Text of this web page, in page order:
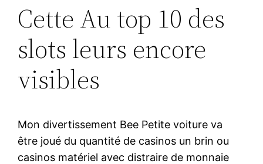
Cette Au top 10 des
slots leurs encore
visibles
Mon divertissement Bee Petite voiture va
être joué du quantité de casinos un brin ou
casinos matériel avec distraire de monnaie